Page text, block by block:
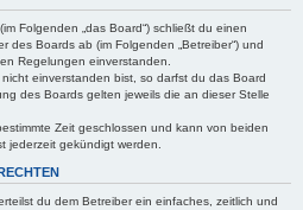
Folgenden „das Board“) schließt du einen
des Boards ab (im Folgenden „Betreiber“) und
Regelungen einverstanden.
einverstanden bist, so darfst du das Board
des Boards gelten jeweils die an dieser Stelle
Zeit geschlossen und kann von beiden
jederzeit gekündigt werden.
du dem Betreiber ein einfaches, zeitlich und